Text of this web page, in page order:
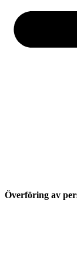
Överföring av